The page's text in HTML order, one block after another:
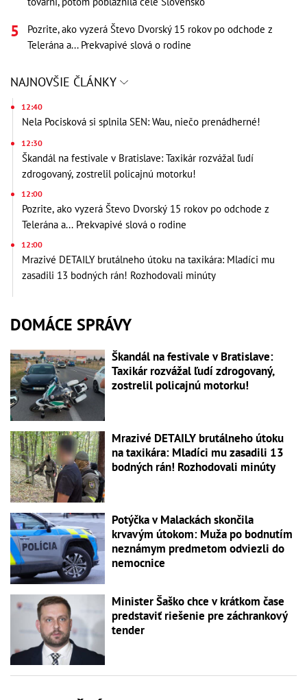
Pozrite, ako vyzerá Števo Dvorský 15 rokov po odchode z
Telerána a... Prekvapivé slová o rodine
NAJNOVŠIE ČLÁNKY
12:40
Nela Pocisková si splnila SEN: Wau, niečo prenádherné!
12:30
Škandál na festivale v Bratislave: Taxikár rozvážal ľudí
zdrogovaný, zostrelil policajnú motorku!
12:00
Pozrite, ako vyzerá Števo Dvorský 15 rokov po odchode z
Telerána a... Prekvapivé slová o rodine
12:00
Mrazivé DETAILY brutálneho útoku na taxikára: Mladíci mu
zasadili 13 bodných rán! Rozhodovali minúty
DOMÁCE SPRÁVY
Škandál na festivale v Bratislave:
Taxikár rozvážal ľudí zdrogovaný,
zostrelil policajnú motorku!
Mrazivé DETAILY brutálneho útoku
na taxikára: Mladíci mu zasadili 13
bodných rán! Rozhodovali minúty
Potýčka v Malackách skončila
krvavým útokom: Muža po bodnutím
neznámym predmetom odviezli do
nemocnice
Minister Šaško chce v krátkom čase
predstaviť riešenie pre záchrankový
tender